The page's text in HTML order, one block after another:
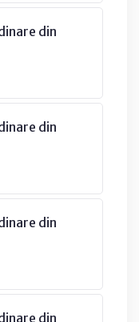
din
din
din
din